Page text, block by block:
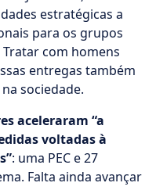
estratégicas a
para os grupos
com homens
entregas também
sociedade.
aceleraram “a
voltadas à
: uma PEC e 27
Falta ainda avançar